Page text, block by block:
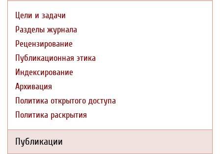
Цели и задачи
Разделы журнала
Рецензирование
Публикационная этика
Индексирование
Архивация
Политика открытого доступа
Политика раскрытия
Публикации